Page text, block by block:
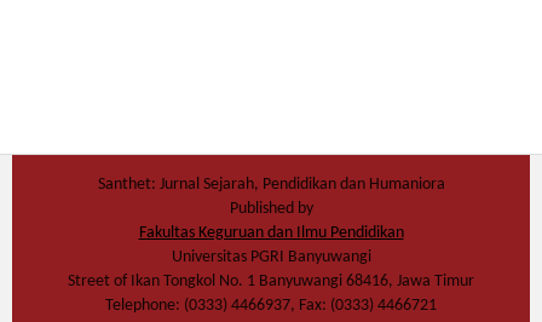
Santhet: Jurnal Sejarah, Pendidikan dan Humaniora
Published by
Fakultas Keguruan dan Ilmu Pendidikan
Universitas PGRI Banyuwangi
Street of Ikan Tongkol No. 1 Banyuwangi 68416, Jawa Timur
Telephone: (0333) 4466937, Fax: (0333) 4466721